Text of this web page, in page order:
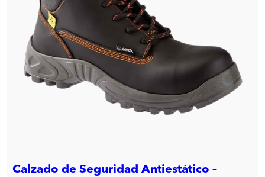
Calzado de Seguridad Antiestático –